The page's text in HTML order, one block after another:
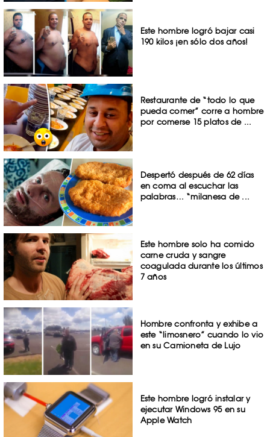
Este hombre logró bajar casi
190 kilos ¡en sólo dos años!
Restaurante de “todo lo que
pueda comer” corre a hombre
por comerse 15 platos de ...
Despertó después de 62 días
en coma al escuchar las
palabras… “milanesa de ...
Este hombre solo ha comido
carne cruda y sangre
coagulada durante los últimos
7 años
Hombre confronta y exhibe a
este “limosnero” cuando lo vio
en su Camioneta de Lujo
Este hombre logró instalar y
ejecutar Windows 95 en su
Apple Watch